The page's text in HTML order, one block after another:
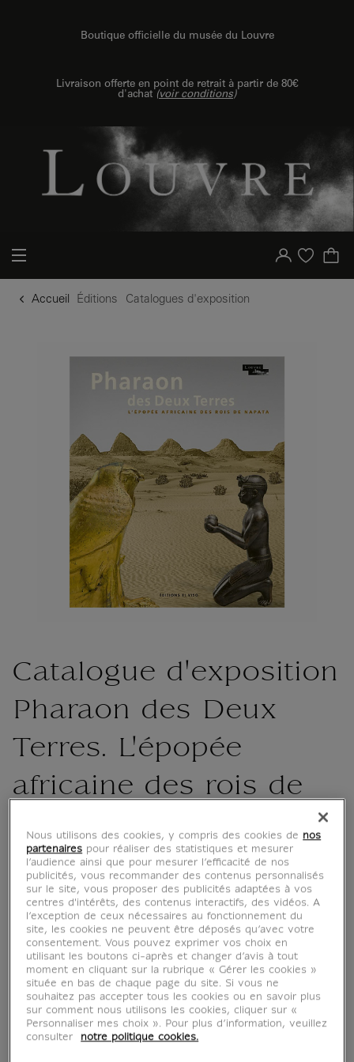
Boutique officielle du musée du Louvre
Livraison offerte en point de retrait à partir de 80€
d'achat (voir conditions)
Votre compte
Liste d'achat
Accueil Éditions Catalogues d'exposition
Catalogue d'exposition
Pharaon des Deux
Terres. L'épopée
africaine des rois de
Napata
MX008798
Au VIIIe siècle avant notre ère, le pays de
Kouch, en Nubie et au-delà, longtemps
dominé par l'Égypte, reprend son
indépendance. Sa capitale religieuse et
politique se situe à Napata, dans la région de
la quatrième cataracte du Nil. Nous sommes
au cœur du Soudan actuel. C'est de là que
surgirent les...
Nous utilisons des cookies, y compris des cookies de nos
partenaires pour réaliser des statistiques et mesurer
l’audience ainsi que pour mesurer l’efficacité de nos
publicités, vous recommander des contenus personnalisés
sur le site, vous proposer des publicités adaptées à vos
centres d'intérêts, des contenus interactifs, des vidéos. A
l’exception de ceux nécessaires au fonctionnement du
site, les cookies ne peuvent être déposés qu’avec votre
consentement. Vous pouvez exprimer vos choix en
utilisant les boutons ci-après et changer d’avis à tout
moment en cliquant sur la rubrique « Gérer les cookies »
située en bas de chaque page du site. Si vous ne
souhaitez pas accepter tous les cookies ou en savoir plus
sur comment nous utilisons les cookies, cliquer sur «
Personnaliser mes choix ». Pour plus d’information, veuillez
consulter
notre politique cookies.